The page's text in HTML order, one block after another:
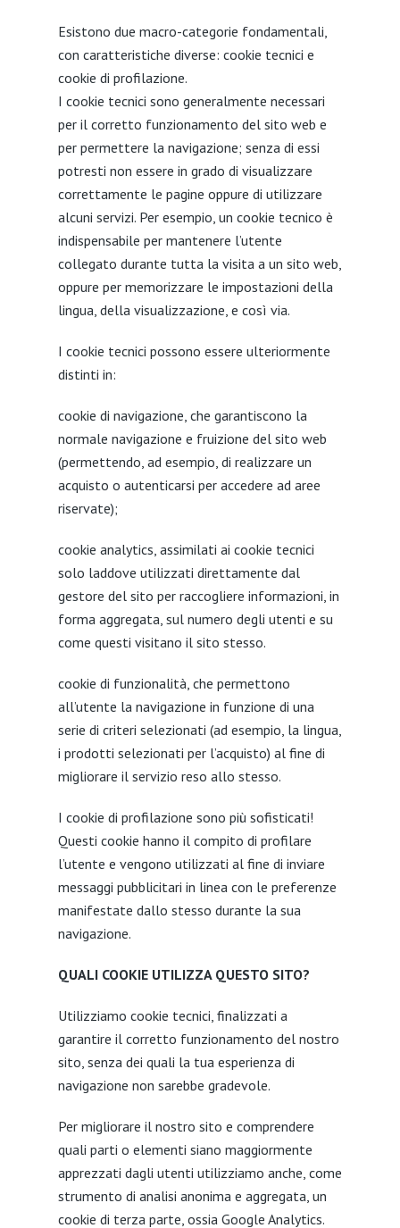
Esistono due macro-categorie fondamentali,
con caratteristiche diverse: cookie tecnici e
cookie di profilazione.
I cookie tecnici sono generalmente necessari
per il corretto funzionamento del sito web e
per permettere la navigazione; senza di essi
potresti non essere in grado di visualizzare
correttamente le pagine oppure di utilizzare
alcuni servizi. Per esempio, un cookie tecnico è
indispensabile per mantenere l’utente
collegato durante tutta la visita a un sito web,
oppure per memorizzare le impostazioni della
lingua, della visualizzazione, e così via.
I cookie tecnici possono essere ulteriormente
distinti in:
cookie di navigazione, che garantiscono la
normale navigazione e fruizione del sito web
(permettendo, ad esempio, di realizzare un
acquisto o autenticarsi per accedere ad aree
riservate);
cookie analytics, assimilati ai cookie tecnici
solo laddove utilizzati direttamente dal
gestore del sito per raccogliere informazioni, in
forma aggregata, sul numero degli utenti e su
come questi visitano il sito stesso.
cookie di funzionalità, che permettono
all’utente la navigazione in funzione di una
serie di criteri selezionati (ad esempio, la lingua,
i prodotti selezionati per l’acquisto) al fine di
migliorare il servizio reso allo stesso.
I cookie di profilazione sono più sofisticati!
Questi cookie hanno il compito di profilare
l’utente e vengono utilizzati al fine di inviare
messaggi pubblicitari in linea con le preferenze
manifestate dallo stesso durante la sua
navigazione.
QUALI COOKIE UTILIZZA QUESTO SITO?
Utilizziamo cookie tecnici, finalizzati a
garantire il corretto funzionamento del nostro
sito, senza dei quali la tua esperienza di
navigazione non sarebbe gradevole.
Per migliorare il nostro sito e comprendere
quali parti o elementi siano maggiormente
apprezzati dagli utenti utilizziamo anche, come
strumento di analisi anonima e aggregata, un
cookie di terza parte, ossia Google Analytics.